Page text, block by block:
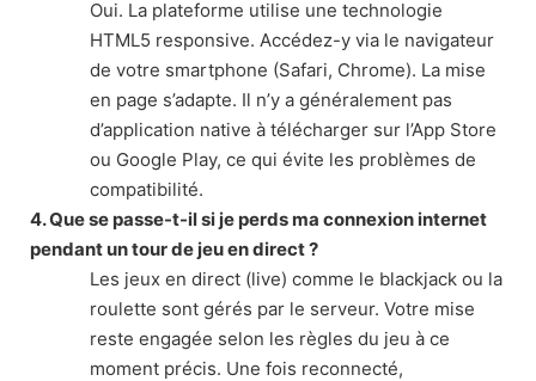
Oui. La plateforme utilise une technologie
HTML5 responsive. Accédez-y via le navigateur
de votre smartphone (Safari, Chrome). La mise
en page s’adapte. Il n’y a généralement pas
d’application native à télécharger sur l’App Store
ou Google Play, ce qui évite les problèmes de
compatibilité.
4. Que se passe-t-il si je perds ma connexion internet
pendant un tour de jeu en direct ?
Les jeux en direct (live) comme le blackjack ou la
roulette sont gérés par le serveur. Votre mise
reste engagée selon les règles du jeu à ce
moment précis. Une fois reconnecté,